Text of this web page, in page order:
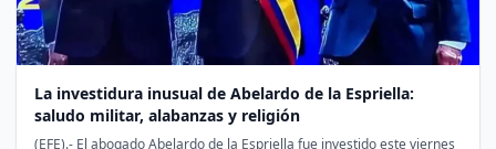
La investidura inusual de Abelardo de la Espriella:
saludo militar, alabanzas y religión
(EFE).- El abogado Abelardo de la Espriella fue investido este viernes